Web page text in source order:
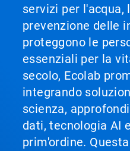
servizi per l'acqua,
prevenzione delle
proteggono le
essenziali per la
secolo, Ecolab
integrando
scienza,
dati, tecnologia AI
prim'ordine.